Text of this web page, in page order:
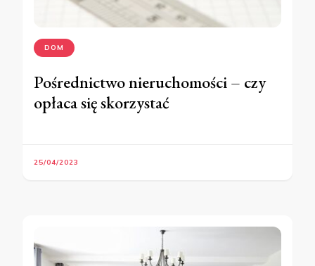
DOM
Pośrednictwo nieruchomości – czy
opłaca się skorzystać
25/04/2023